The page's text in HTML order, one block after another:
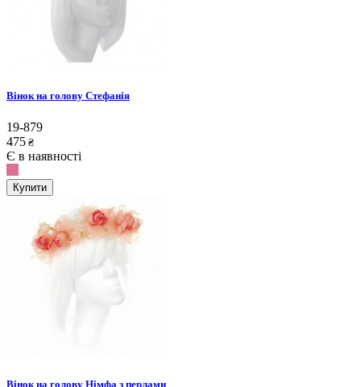
Вінок на голову Стефанія
19-879
475 ₴
Є в наявності
Купити
Вінок на голову Німфа з перлами